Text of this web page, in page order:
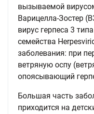
вызываемой
Варицелла-Зостер
вирус герпеса 3
семейства
заболевания: при
ветряную оспу
опоясывающий
Большая часть
приходится на